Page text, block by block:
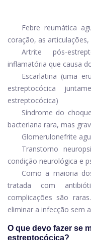
Febre reumática
coração, as
Artrite pós-
inflamatória que causa
Escarlatina (uma
estreptocócica
estreptocócica)
Síndrome do
bacteriana rara, mas
Glomerulonefrite
Transtorno
condição neurológica e
Como a maioria
tratada com
complicações são
eliminar a infecção sem
O que devo fazer se
estreptocócica?